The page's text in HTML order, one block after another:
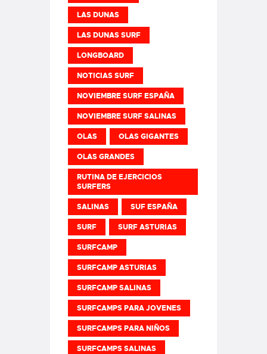
LAS DUNAS
LAS DUNAS SURF
LONGBOARD
NOTICIAS SURF
NOVIEMBRE SURF ESPAÑA
NOVIEMBRE SURF SALINAS
OLAS OLAS GIGANTES
OLAS GRANDES
RUTINA DE EJERCICIOS
SURFERS
SALINAS SUF ESPAÑA
SURF SURF ASTURIAS
SURFCAMP
SURFCAMP ASTURIAS
SURFCAMP SALINAS
SURFCAMPS PARA JOVENES
SURFCAMPS PARA NIÑOS
SURFCAMPS SALINAS